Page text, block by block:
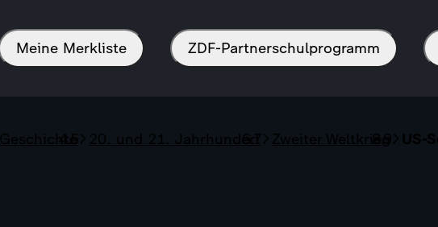
Meine Merkliste ZDF-Partnerschulprogramm
Geschichte 20. und 21. Jahrhundert Zweiter Weltkrieg US-